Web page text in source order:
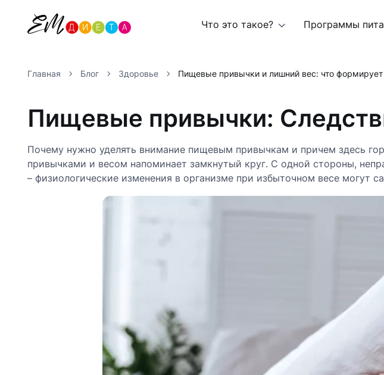
Что это такое? Программы
Главная Блог Здоровье Пищевые привычки и лишний вес: что формирует
Пищевые привычки:
Почему нужно уделять внимание пищевым привычкам и причем здесь
привычками и весом напоминает замкнутый круг. С одной стороны,
– физиологические изменения в организме при избыточном весе могут